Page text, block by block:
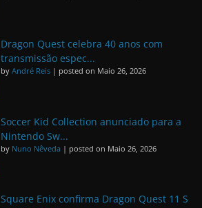
Dragon Quest celebra 40 anos com
transmissão espec...
by André Reis | posted on Maio 26, 2026
Soccer Kid Collection anunciado para a
Nintendo Sw...
by Nuno Nêveda | posted on Maio 26, 2026
Square Enix confirma Dragon Quest 11 S